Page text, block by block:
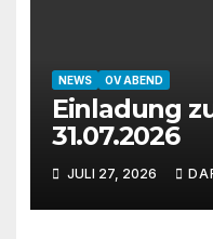
NEWS OV ABEND
Einladung
31.07.2026
JULI 27, 2026